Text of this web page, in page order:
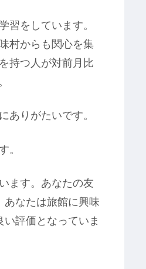
習をしています。
村からも関心を集
持つ人が対前月比
ありがたいです。
。
ます。あなたの友
あなたは旅館に興味
評価となっていま